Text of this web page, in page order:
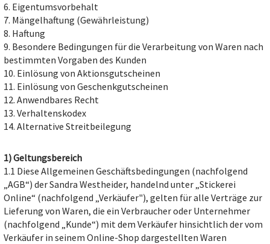
6. Eigentumsvorbehalt
7. Mängelhaftung (Gewährleistung)
8. Haftung
9. Besondere Bedingungen für die Verarbeitung von Waren nach
bestimmten Vorgaben des Kunden
10. Einlösung von Aktionsgutscheinen
11. Einlösung von Geschenkgutscheinen
12. Anwendbares Recht
13. Verhaltenskodex
14. Alternative Streitbeilegung
1) Geltungsbereich
1.1 Diese Allgemeinen Geschäftsbedingungen (nachfolgend
„AGB“) der Sandra Westheider, handelnd unter „Stickerei
Online“ (nachfolgend „Verkäufer"), gelten für alle Verträge zur
Lieferung von Waren, die ein Verbraucher oder Unternehmer
(nachfolgend „Kunde“) mit dem Verkäufer hinsichtlich der vom
Verkäufer in seinem Online-Shop dargestellten Waren